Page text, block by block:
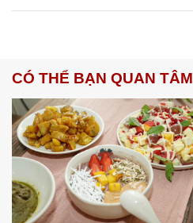
CÓ THỂ BẠN QUAN TÂM